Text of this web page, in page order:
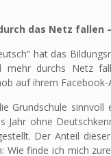
das Netz fallen
hat das
durchs Netz
auf ihrem
Grundschule
Jahr ohne
Der Anteil
Wie finde ich mich